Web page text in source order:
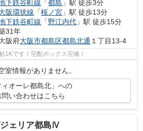
下鉄谷町線 「都島 」駅 徒歩3分
阪環状線 「桜ノ宮 」駅 徒歩13分
下鉄谷町線 「野江内代 」駅 徒歩15分
31年
阪府大阪市都島区都島北通 １丁目13-4
1Kです！宅配ボックス完備！
室情報がありません。
ィオーレ都島北」への
問い合わせはこちら
ェリア都島Ⅳ